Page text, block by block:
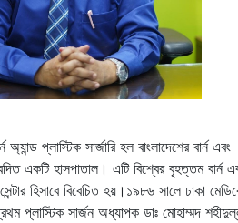
প্লাস্টিক সার্জারি হল বাংলাদেশের বার্ন এবং
একটি হাসপাতাল। এটি বিশ্বের বৃহত্তম বার্ন
হিসাবে বিবেচিত হয়।১৯৮৬ সালে ঢাকা
প্লাস্টিক সার্জন অধ্যাপক ডাঃ মোহাম্মদ